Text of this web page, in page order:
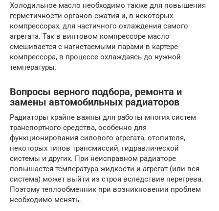
Холодильное масло необходимо также для повышения
герметичности органов сжатия и, в некоторых
компрессорах, для частичного охлаждения самого
агрегата. Так в винтовом компрессоре масло
смешивается с нагнетаемыми парами в картере
компрессора, в процессе охлаждаясь до нужной
температуры.
Вопросы верного подбора, ремонта и
замены автомобильных радиаторов
Радиаторы крайне важны для работы многих систем
транспортного средства, особенно для
функционирования силового агрегата, отопителя,
некоторых типов трансмиссий, гидравлической
системы и других. При неисправном радиаторе
повышается температура жидкости и агрегат (или вся
система) может выйти из строя вследствие перегрева.
Поэтому теплообменник при возникновении проблем
необходимо менять.